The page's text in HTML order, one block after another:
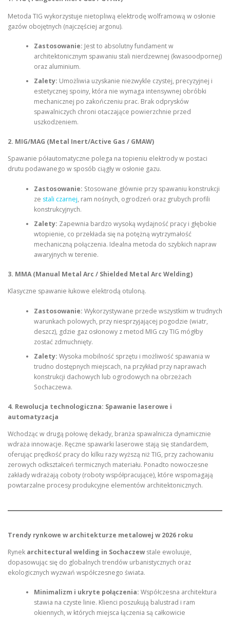
Metoda TIG wykorzystuje nietopliwą elektrodę wolframową w osłonie
gazów obojętnych (najczęściej argonu).
Zastosowanie: Jest to absolutny fundament w
architektonicznym spawaniu stali nierdzewnej (kwasoodpornej)
oraz aluminium.
Zalety: Umożliwia uzyskanie niezwykle czystej, precyzyjnej i
estetycznej spoiny, która nie wymaga intensywnej obróbki
mechanicznej po zakończeniu prac. Brak odprysków
spawalniczych chroni otaczające powierzchnie przed
uszkodzeniem.
2. MIG/MAG (Metal Inert/Active Gas / GMAW)
Spawanie półautomatyczne polega na topieniu elektrody w postaci
drutu podawanego w sposób ciągły w osłonie gazu.
Zastosowanie: Stosowane głównie przy spawaniu konstrukcji
ze stali czarnej, ram nośnych, ogrodzeń oraz grubych profili
konstrukcyjnych.
Zalety: Zapewnia bardzo wysoką wydajność pracy i głębokie
wtopienie, co przekłada się na potężną wytrzymałość
mechaniczną połączenia. Idealna metoda do szybkich napraw
awaryjnych w terenie.
3. MMA (Manual Metal Arc / Shielded Metal Arc Welding)
Klasyczne spawanie łukowe elektrodą otuloną.
Zastosowanie: Wykorzystywane przede wszystkim w trudnych
warunkach polowych, przy niesprzyjającej pogodzie (wiatr,
deszcz), gdzie gaz osłonowy z metod MIG czy TIG mógłby
zostać zdmuchnięty.
Zalety: Wysoka mobilność sprzętu i możliwość spawania w
trudno dostępnych miejscach, na przykład przy naprawach
konstrukcji dachowych lub ogrodowych na obrzeżach
Sochaczewa.
4. Rewolucja technologiczna: Spawanie laserowe i
automatyzacja
Wchodząc w drugą połowę dekady, branża spawalnicza dynamicznie
wdraża innowacje. Ręczne spawarki laserowe stają się standardem,
oferując prędkość pracy do kilku razy wyższą niż TIG, przy zachowaniu
zerowych odkształceń termicznych materiału. Ponadto nowoczesne
zakłady wdrażają coboty (roboty współpracujące), które wspomagają
powtarzalne procesy produkcyjne elementów architektonicznych.
Trendy rynkowe w architekturze metalowej w 2026 roku
Rynek architectural welding in Sochaczewstale ewoluuje,
dopasowując się do globalnych trendów urbanistycznych oraz
ekologicznych wyzwań współczesnego świata.
Minimalizm i ukryte połączenia: Współczesna architektura
stawia na czyste linie. Klienci poszukują balustrad i ram
okiennych, w których miejsca łączenia są całkowicie